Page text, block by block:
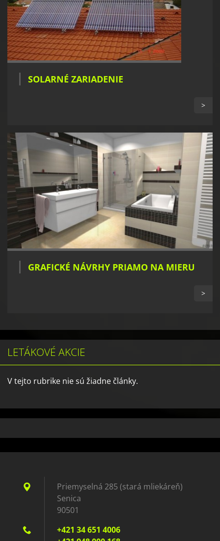
SOLARNÉ ZARIADENIE
>
GRAFICKÉ NÁVRHY PRIAMO NA MIERU
>
LETÁKOVÉ AKCIE
V tejto rubrike nie sú žiadne články.
Priemyselná 285 (stará mliekáreň)
Senica
90501
+421 34 651 4006